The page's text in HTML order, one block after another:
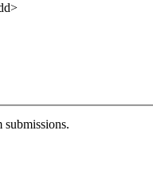
submissions.